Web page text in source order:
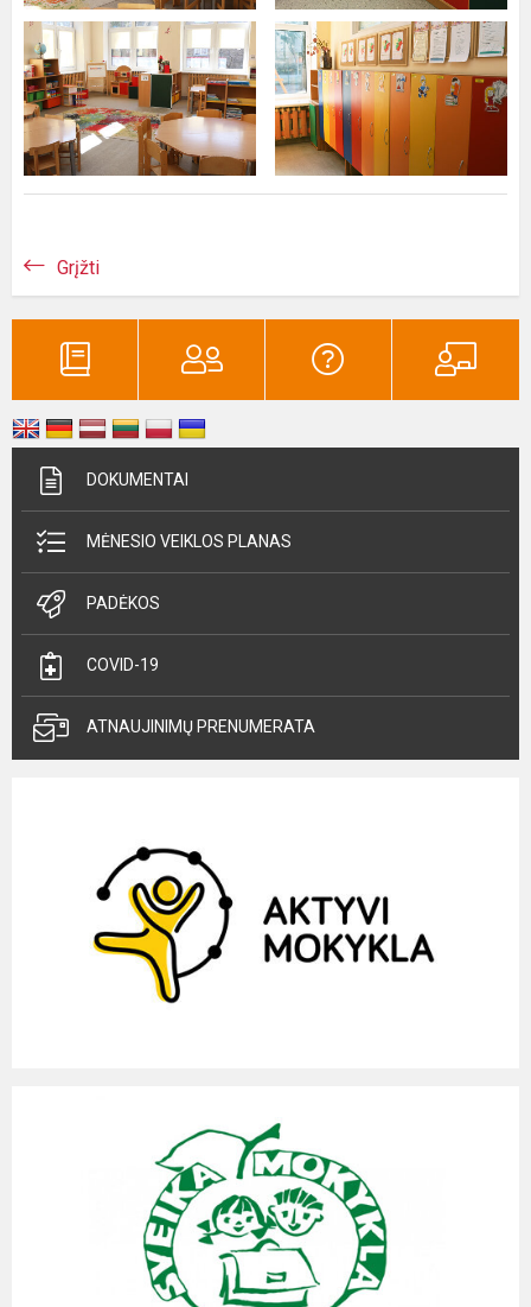
Grįžti
DOKUMENTAI
MĖNESIO VEIKLOS PLANAS
PADĖKOS
COVID-19
ATNAUJINIMŲ PRENUMERATA